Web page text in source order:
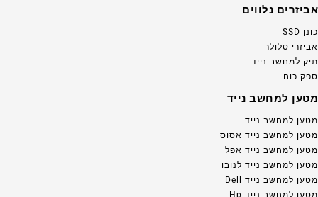
אביזרים נלווים
כונן SSD
אביזרי סלולר
תיק למחשב נייד
ספק כוח
מטען למחשב נייד
מטען למחשב נייד
מטען למחשב נייד אסוס
מטען למחשב נייד אפל
מטען למחשב נייד לנובו
מטען למחשב נייד Dell
מטען למחשב נייד Hp